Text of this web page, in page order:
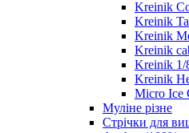
Kreinik
Kreinik
Kreinik
Kreinik
Kreinik 1/
Kreinik
Micro Ice
Муліне різне
Стрічки для